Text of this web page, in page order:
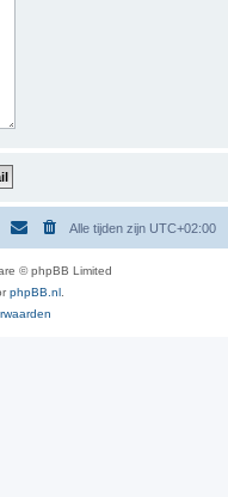
Alle tijden zijn UTC+02:00
© phpBB Limited
phpBB.nl